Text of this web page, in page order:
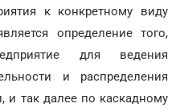
к конкретному виду
определение того,
для ведения
и распределения
и так далее по каскадному